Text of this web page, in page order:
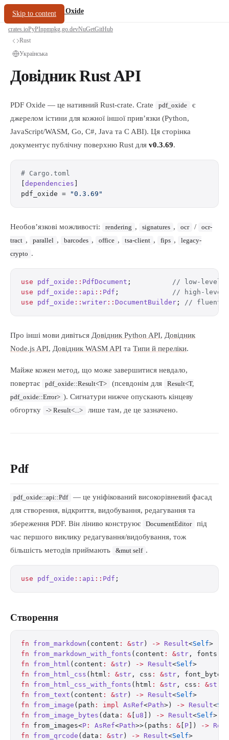
Skip to content
oxide.fyi/PDF Oxide
crates.ioPyPInpmpkg.go.devNuGetGitHub
Rust
Українська
Довідник Rust API
PDF Oxide — це нативний Rust-crate. Crate pdf_oxide
є
джерелом істини для кожної іншої прив’язки (Python,
JavaScript/WASM, Go, C#, Java та C ABI). Ця сторінка
документує публічну поверхню Rust для v0.3.69.
# Cargo.toml
dependencies
pdf_oxide =
"0.3.69"
Необов’язкові можливості: rendering , signatures , ocr /
ocr-
tract , parallel , barcodes , office , tsa-client , fips ,
legacy-
crypto .
use pdf_oxide :: PdfDocument ; // low-level
use pdf_oxide :: api :: Pdf ; // high-level
use pdf_oxide :: writer :: DocumentBuilder ; // fluent
Про інші мови дивіться Довідник Python API, Довідник
Node.js API, Довідник WASM API та Типи й переліки.
Майже кожен метод, що може завершитися невдало,
повертає
pdf_oxide::Result<T> (псевдонім для
Result<T,
pdf_oxide::Error> ). Сигнатури нижче опускають кінцеву
обгортку
-> Result<...> лише там, де це зазначено.
Pdf
pdf_oxide::api::Pdf
— це уніфікований високорівневий фасад
для створення, відкриття, видобування, редагування та
збереження PDF. Він ліниво конструює
DocumentEditor
під
час першого виклику редагування/видобування, тож
більшість методів приймають
&mut self .
use pdf_oxide :: api :: Pdf ;
Створення
fn from_markdown (content : &str ) -> Result<Self>
fn from_markdown_with_fonts (content : &str , fonts
fn from_html (content : &str ) -> Result<Self>
fn from_html_css (html : &str , css : &str , font_bytes
fn from_html_css_with_fonts (html : &str , css : &str
fn from_text (content : &str ) -> Result<Self>
fn from_image (path : impl AsRef<Path>) -> Result<
fn from_image_bytes (data : & u8 ]) -> Result<Self>
fn from_images<P : AsRef<Path>>(paths : & P ]) ->
fn from_qrcode (data : &str ) -> Result<Self>